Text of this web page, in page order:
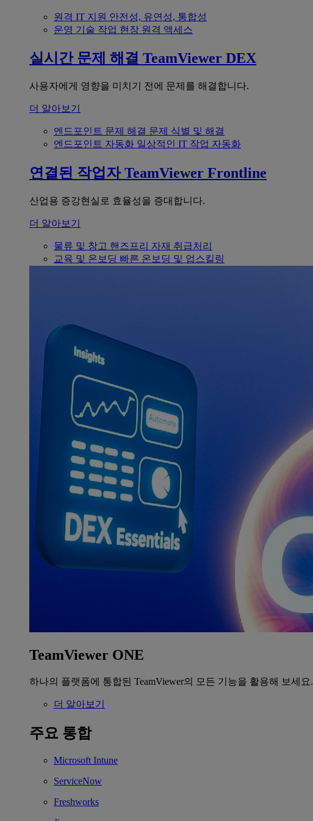
원격 IT 지원 안전성, 유연성, 통합성
운영 기술 작업 현장 원격 액세스
실시간 문제 해결 TeamViewer DEX
사용자에게 영향을 미치기 전에 문제를 해결합니다.
더 알아보기
엔드포인트 문제 해결 문제 식별 및 해결
엔드포인트 자동화 일상적인 IT 작업 자동화
연결된 작업자 TeamViewer Frontline
산업용 증강현실로 효율성을 증대합니다.
더 알아보기
물류 및 창고 핸즈프리 자재 취급처리
교육 및 온보딩 빠른 온보딩 및 업스킬링
TeamViewer ONE
하나의 플랫폼에 통합된 TeamViewer의 모든 기능을 활용해 보세요.
더 알아보기
주요 통합
Microsoft Intune
ServiceNow
Freshworks